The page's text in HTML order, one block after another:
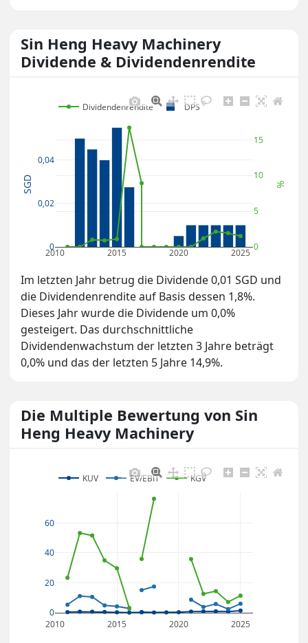
Sin Heng Heavy Machinery
Dividende & Dividendenrendite
2010 2015 2020 2025
0
0,02
0,04
0
5
10
15
Dividendenrendite DPS
SGD %
Im letzten Jahr betrug die Dividende 0,01 SGD und
die Dividendenrendite auf Basis dessen 1,8%.
Dieses Jahr wurde die Dividende um 0,0%
gesteigert. Das durchschnittliche
Dividendenwachstum der letzten 3 Jahre beträgt
0,0% und das der letzten 5 Jahre 14,9%.
Die Multiple Bewertung von Sin
Heng Heavy Machinery
2010 2015 2020 2025
0
20
40
60
KUV EV/EBIT KGV